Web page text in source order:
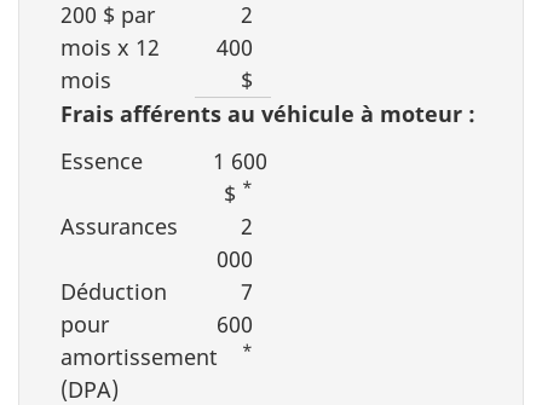
200 $ par
mois x 12
mois
2
400
$
Frais afférents au véhicule à moteur :
Essence
1 600
$ *
Assurances
2
000
Déduction
pour
amortissement
(DPA)
7
600
*